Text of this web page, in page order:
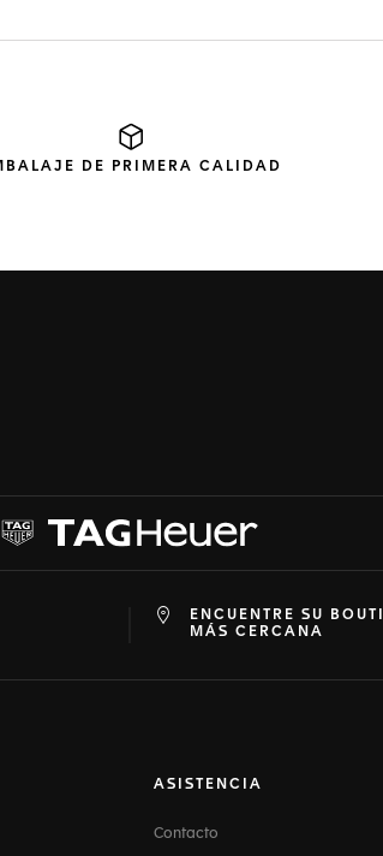
DE PRIMERA CALIDAD
ENCUENTRE SU
MÁS CERCANA
ASISTENCIA
Contacto